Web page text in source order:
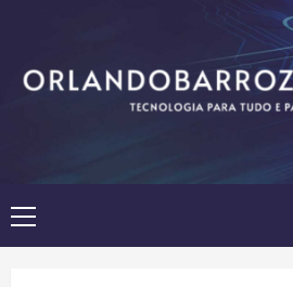
content
Primary
Menu